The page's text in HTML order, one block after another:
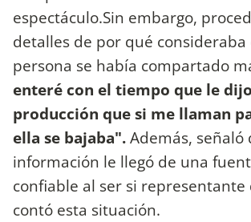
espectáculo.Sin embargo,
detalles de por qué consideraba
persona se había compartado
enteré con el tiempo que le
producción que si me llaman
ella se bajaba".Además, señaló
información le llegó de una
confiable al ser si representante
contó esta situación.